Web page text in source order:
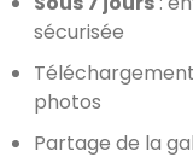
sécurisée
photos
Partage de la